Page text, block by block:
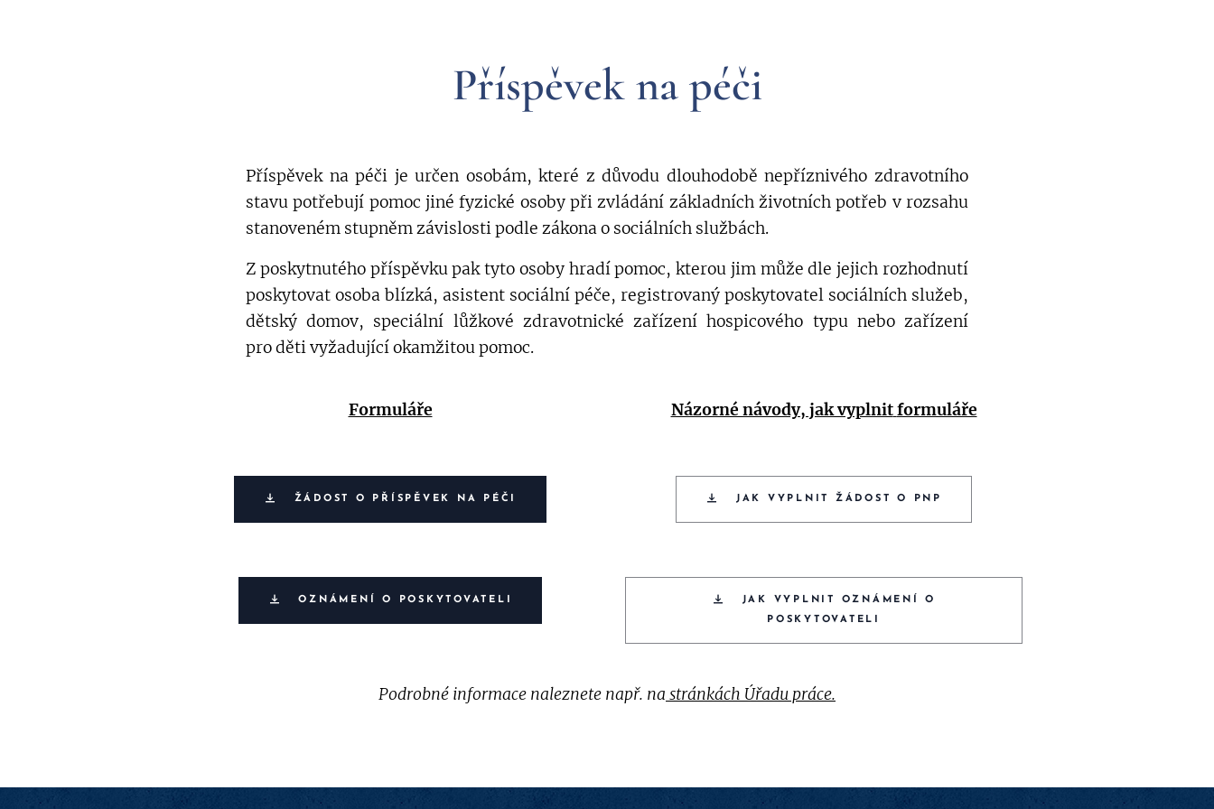
Příspěvek na péči
Příspěvek na péči je určen osobám, které z důvodu dlouhodobě nepříznivého zdravotního
stavu potřebují pomoc jiné fyzické osoby při zvládání základních životních potřeb v rozsahu
stanoveném stupněm závislosti podle zákona o sociálních službách.
Z poskytnutého příspěvku pak tyto osoby hradí pomoc, kterou jim může dle jejich rozhodnutí
poskytovat osoba blízká, asistent sociální péče, registrovaný poskytovatel sociálních služeb,
dětský domov, speciální lůžkové zdravotnické zařízení hospicového typu nebo zařízení
pro děti vyžadující okamžitou pomoc.
Formuláře Názorné návody, jak vyplnit formuláře
ŽÁDOST O PŘÍSPĚVEK NA PÉČI JAK VYPLNIT ŽÁDOST O PNP
OZNÁMENÍ O POSKYTOVATELI
JAK VYPLNIT OZNÁMENÍ O
POSKYTOVATELI
Podrobné informace naleznete např. na stránkách Úřadu práce.